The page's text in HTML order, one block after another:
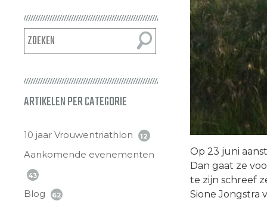
ARTIKELEN PER CATEGORIE
10 jaar Vrouwentriathlon 12
Aankomende evenementen
43
Blog 62
Op 23 juni
Dan gaat ze
te zijn schreef
Sione Jongstra